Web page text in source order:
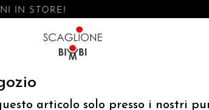
IN STORE!
articolo solo presso i nostri